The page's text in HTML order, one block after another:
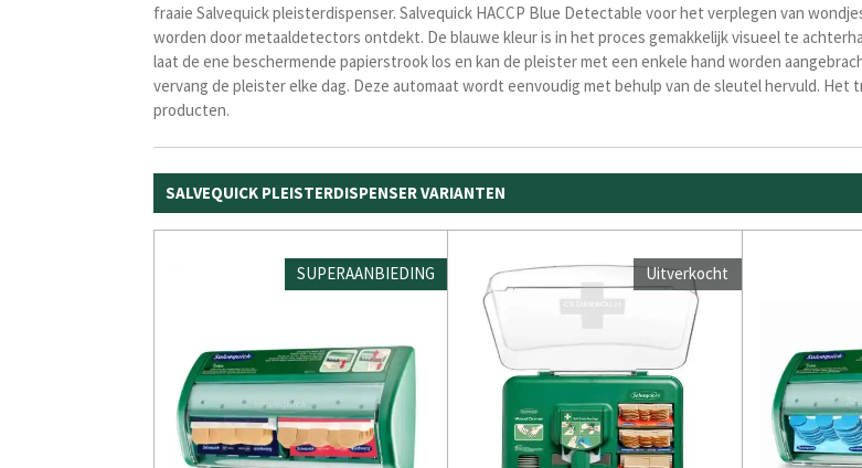
fraaie Salvequick pleisterdispenser. Salvequick HACCP Blue Detectable voor het verplegen van
worden door metaaldetectors ontdekt. De blauwe kleur is in het proces gemakkelijk visueel te
laat de ene beschermende papierstrook los en kan de pleister met een enkele hand worden
vervang de pleister elke dag. Deze automaat wordt eenvoudig met behulp van de sleutel hervuld.
producten.
SALVEQUICK PLEISTERDISPENSER VARIANTEN
SUPERAANBIEDING Uitverkocht